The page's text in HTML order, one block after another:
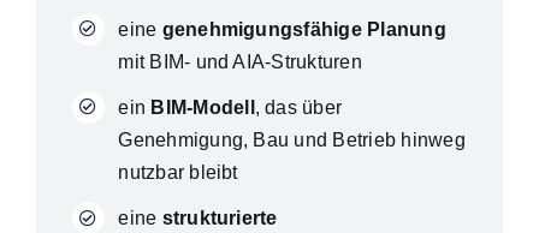
eine genehmigungsfähige Planung
mit BIM- und AIA-Strukturen
ein BIM-Modell , das über
Genehmigung, Bau und Betrieb hinweg
nutzbar bleibt
eine strukturierte